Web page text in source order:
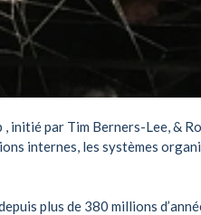
, initié par Tim Berners-Lee, &
internes, les systèmes
plus de 380 millions